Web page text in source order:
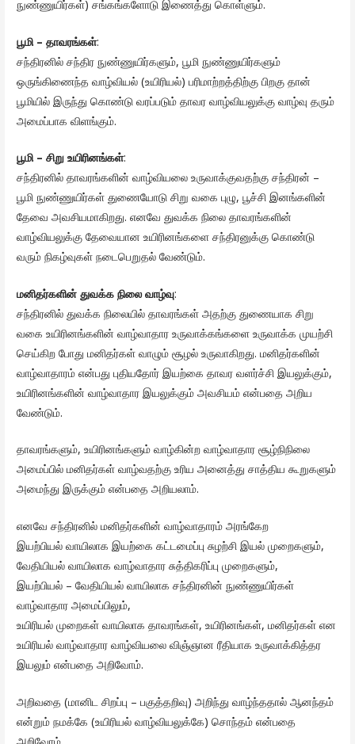
நுண்ணுயிர்கள்) சங்கங்களோடு இணைத்து கொள்ளும்.
பூமி – தாவரங்கள்:
சந்திரனில் சந்திர நுண்ணுயிர்களும், பூமி நுண்ணுயிர்களும்
ஒருங்கிணைந்த வாழ்வியல் (உயிரியல்) பரிமாற்றத்திற்கு பிறகு தான்
பூமியில் இருந்து கொண்டு வரப்படும் தாவர வாழ்வியலுக்கு வாழ்வு தரும்
அமைப்பாக விளங்கும்.
பூமி – சிறு உயிரினங்கள்:
சந்திரனில் தாவரங்களின் வாழ்வியலை உருவாக்குவதற்கு சந்திரன் –
பூமி நுண்ணுயிர்கள் துணையோடு சிறு வகை புழு, பூச்சி இனங்களின்
தேவை அவசியமாகிறது. எனவே துவக்க நிலை தாவரங்களின்
வாழ்வியலுக்கு தேவையான உயிரினங்களை சந்திரனுக்கு கொண்டு
வரும் நிகழ்வுகள் நடைபெறுதல் வேண்டும்.
மனிதர்களின் துவக்க நிலை வாழ்வு:
சந்திரனில் துவக்க நிலையில் தாவரங்கள் அதற்கு துணையாக சிறு
வகை உயிரினங்களின் வாழ்வாதார உருவாக்கங்களை உருவாக்க முயற்சி
செய்கிற போது மனிதர்கள் வாழும் சூழல் உருவாகிறது. மனிதர்களின்
வாழ்வாதாரம் என்பது புதியதோர் இயற்கை தாவர வளர்ச்சி இயலுக்கும்,
உயிரினங்களின் வாழ்வாதார இயலுக்கும் அவசியம் என்பதை அறிய
வேண்டும்.
தாவரங்களும், உயிரினங்களும் வாழ்கின்ற வாழ்வாதார சூழ்நிநிலை
அமைப்பில் மனிதர்கள் வாழ்வதற்கு உரிய அனைத்து சாத்திய கூறுகளும்
அமைந்து இருக்கும் என்பதை அறியலாம்.
எனவே சந்திரனில் மனிதர்களின் வாழ்வாதாரம் அரங்கேற
இயற்பியல் வாயிலாக இயற்கை கட்டமைப்பு சுழற்சி இயல் முறைகளும்,
வேதியியல் வாயிலாக வாழ்வாதார சுத்திகரிப்பு முறைகளும்,
இயற்பியல் – வேதியியல் வாயிலாக சந்திரனின் நுண்ணுயிர்கள்
வாழ்வாதார அமைப்பிலும்,
உயிரியல் முறைகள் வாயிலாக தாவரங்கள், உயிரினங்கள், மனிதர்கள் என
உயிரியல் வாழ்வாதார வாழ்வியலை விஞ்ஞான ரீதியாக உருவாக்கித்தர
இயலும் என்பதை அறிவோம்.
அறிவதை (மானிட சிறப்பு – பகுத்தறிவு) அறிந்து வாழ்ந்ததால் ஆனந்தம்
என்றும் நமக்கே (உயிரியல் வாழ்வியலுக்கே) சொந்தம் என்பதை
அறிவோம்.